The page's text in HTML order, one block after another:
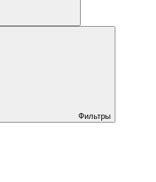
Фильтры